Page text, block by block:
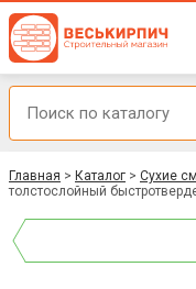
Главная > Каталог > Сухие
толстослойный